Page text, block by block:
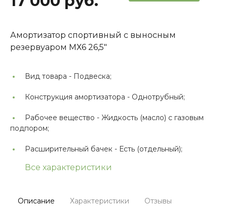
Амортизатор спортивный с выносным
резервуаром МХ6 26,5"
Вид товара - Подвеска;
Конструкция амортизатора - Однотрубный;
Рабочее вещество - Жидкость (масло) с газовым
подпором;
Расширительный бачек - Есть (отдельный);
Все характеристики
Описание Характеристики Отзывы